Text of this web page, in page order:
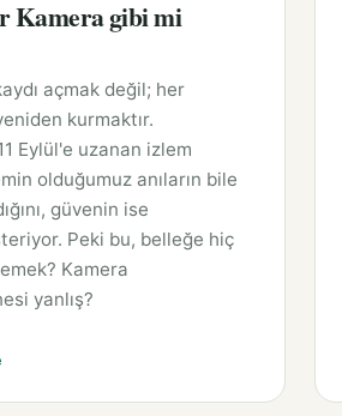
Kamera gibi mi
açmak değil; her
kurmaktır.
Eylül'e uzanan izlem
olduğumuz anıların bile
güvenin ise
Peki bu, belleğe hiç
Kamera
yanlış?